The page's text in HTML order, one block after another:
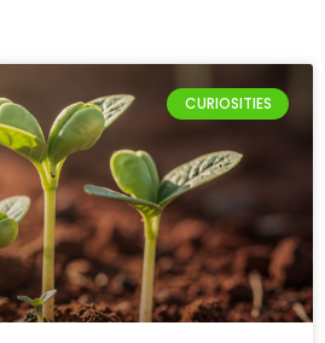
CURIOSITIES